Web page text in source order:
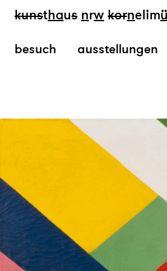
kunsthaus nrw kornelim
besuch ausstellungen